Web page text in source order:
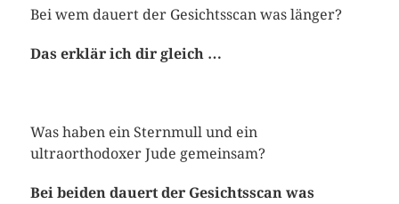
Bei wem dauert der Gesichtsscan was länger?
Das erklär ich dir gleich …
Was haben ein Sternmull und ein
ultraorthodoxer Jude gemeinsam?
Bei beiden dauert der Gesichtsscan was